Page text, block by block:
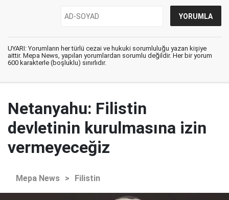
UYARI: Yorumların her türlü cezai ve hukuki sorumluluğu yazan kişiye
aittir. Mepa News, yapılan yorumlardan sorumlu değildir. Her bir yorum
600 karakterle (boşluklu) sınırlıdır.
Netanyahu: Filistin
devletinin kurulmasına izin
vermeyeceğiz
Mepa News > Filistin